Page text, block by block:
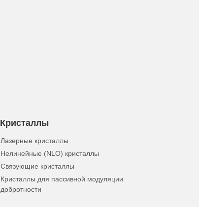
Кристаллы
Лазерные кристаллы
Нелинейные (NLO) кристаллы
Связующие кристаллы
Кристаллы для пассивной модуляции
добротности